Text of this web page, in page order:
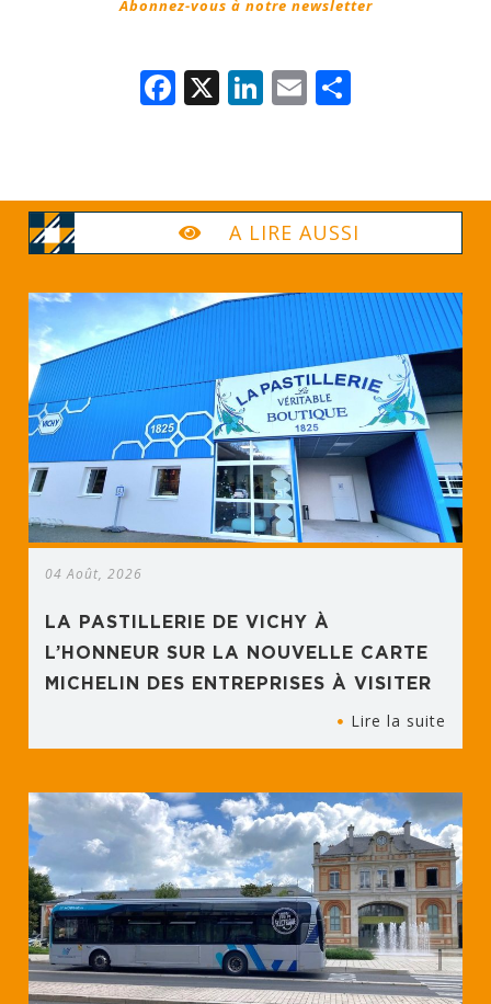
Abonnez-vous à notre newsletter
Facebook
X LinkedIn
Email
A LIRE AUSSI
04 Août, 2026
LA PASTILLERIE DE VICHY À
L’HONNEUR SUR LA NOUVELLE CARTE
MICHELIN DES ENTREPRISES À VISITER
Lire la suite